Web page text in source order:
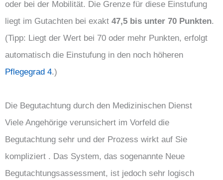
oder bei der Mobilität. Die Grenze für diese Einstufung
liegt im Gutachten bei exakt 47,5 bis unter 70 Punkten.
(Tipp: Liegt der Wert bei 70 oder mehr Punkten, erfolgt
automatisch die Einstufung in den noch höheren
Pflegegrad 4.)
Die Begutachtung durch den Medizinischen Dienst
Viele Angehörige verunsichert im Vorfeld die
Begutachtung sehr und der Prozess wirkt auf Sie
kompliziert . Das System, das sogenannte Neue
Begutachtungsassessment, ist jedoch sehr logisch